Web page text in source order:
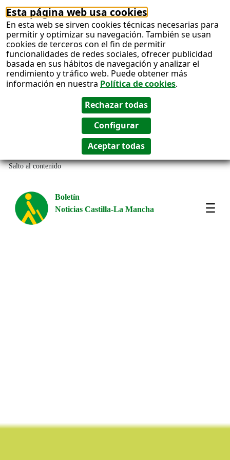
Esta página web usa cookies
En esta web se sirven cookies técnicas necesarias para
permitir y optimizar su navegación. También se usan
cookies de terceros con el fin de permitir
funcionalidades de redes sociales, ofrecer publicidad
basada en sus hábitos de navegación y analizar el
rendimiento y tráfico web. Puede obtener más
información en nuestra Política de cookies.
Salto al contenido
Boletín
Noticias Castilla-La Mancha